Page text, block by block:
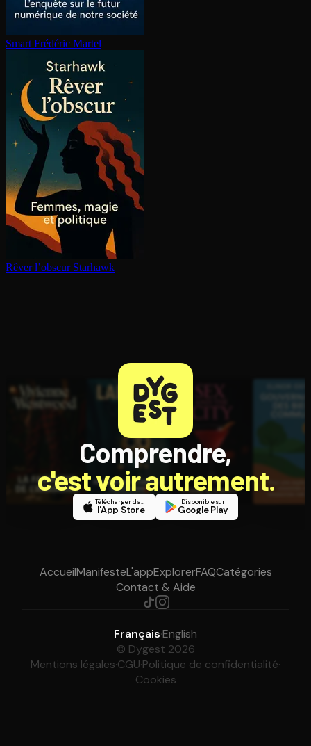
Smart Frédéric Martel
Rêver l’obscur Starhawk
Comprendre,
c'est voir autrement.
Télécharger dans
l'App Store
Disponible sur
Google Play
AccueilManifesteL'appExplorerFAQCatégories
Contact & Aide
Français·English
© Dygest 2026
Mentions légales·CGU·Politique de confidentialité·
Cookies